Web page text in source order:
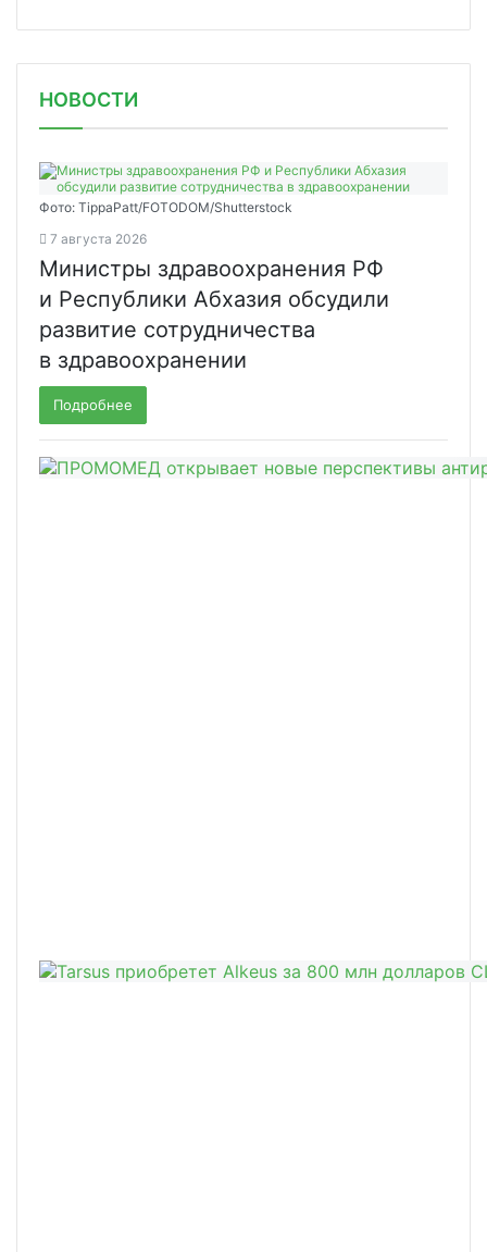
НОВОСТИ
Фото: TippaPatt/FOTODOM/Shutterstock
7 августа 2026
Министры здравоохранения РФ
и Республики Абхазия обсудили
развитие сотрудничества
в здравоохранении
Подробнее